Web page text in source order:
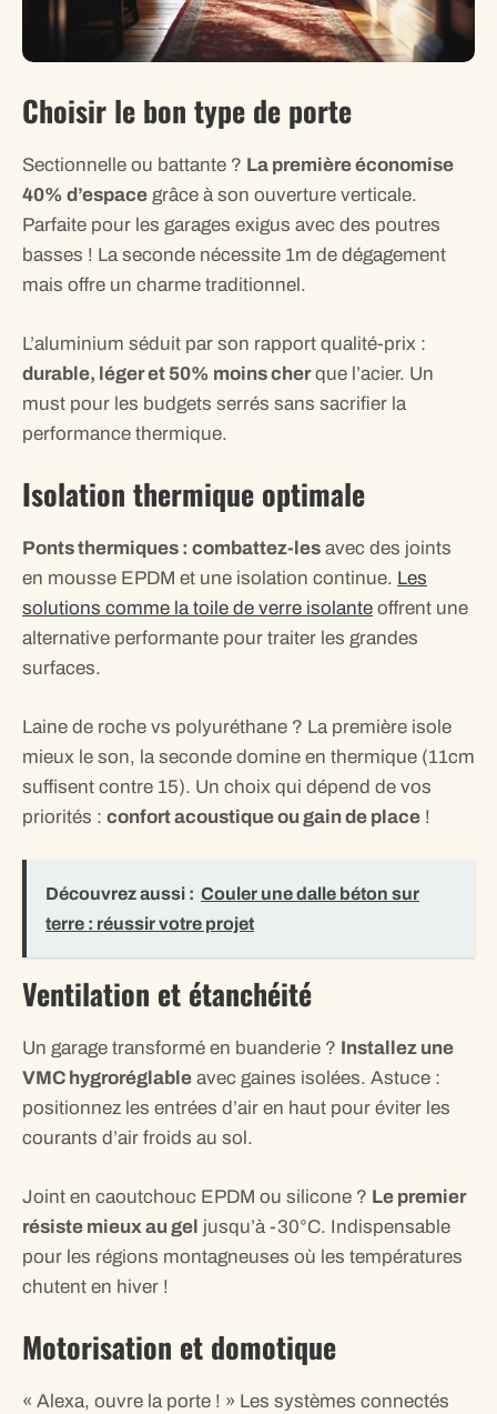
Choisir le bon type de porte
Sectionnelle ou battante ? La première économise
40% d’espace grâce à son ouverture verticale.
Parfaite pour les garages exigus avec des poutres
basses ! La seconde nécessite 1m de dégagement
mais offre un charme traditionnel.
L’aluminium séduit par son rapport qualité-prix :
durable, léger et 50% moins cherque l’acier. Un
must pour les budgets serrés sans sacrifier la
performance thermique.
Isolation thermique optimale
Ponts thermiques : combattez-les avec des joints
en mousse EPDM et une isolation continue. Les
solutions comme la toile de verre isolante offrent une
alternative performante pour traiter les grandes
surfaces.
Laine de roche vs polyuréthane ? La première isole
mieux le son, la seconde domine en thermique (11cm
suffisent contre 15). Un choix qui dépend de vos
priorités : confort acoustique ou gain de place !
Découvrez aussi : Couler une dalle béton sur
terre : réussir votre projet
Ventilation et étanchéité
Un garage transformé en buanderie ? Installez une
VMC hygroréglable avec gaines isolées. Astuce :
positionnez les entrées d’air en haut pour éviter les
courants d’air froids au sol.
Joint en caoutchouc EPDM ou silicone ? Le premier
résiste mieux au gel jusqu’à -30°C. Indispensable
pour les régions montagneuses où les températures
chutent en hiver !
Motorisation et domotique
« Alexa, ouvre la porte ! » Les systèmes connectés